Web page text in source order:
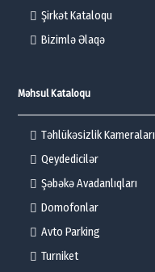
Şirkət Kataloqu
Bizimlə Əlaqə
Məhsul Kataloqu
Təhlükəsizlik Kameraları
Qeydedicilər
Şəbəkə Avadanlıqları
Domofonlar
Avto Parking
Turniket